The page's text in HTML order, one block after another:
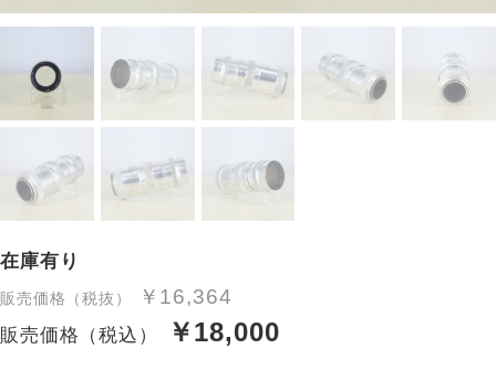
在庫有り
販売価格（税抜） ￥16,364
販売価格（税込） ￥18,000